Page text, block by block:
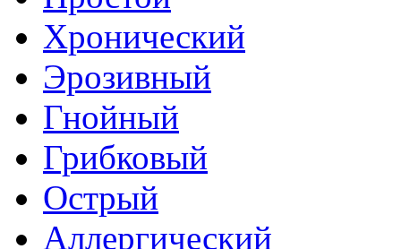
Хронический
Эрозивный
Гнойный
Грибковый
Острый
Аллергический